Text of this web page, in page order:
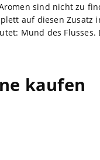
sind nicht zu
auf diesen Zusatz
Mund des
kaufen